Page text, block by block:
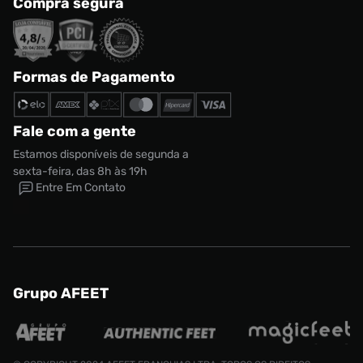
Formas de Pagamento
Fale com a gente
Estamos disponíveis de segunda a
sexta-feira, das 8h às 19h
Entre Em Contato
Grupo AFEET